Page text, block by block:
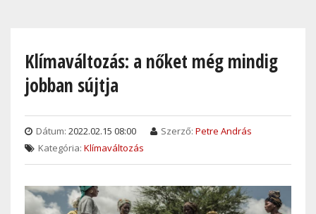
contentKlímaváltozás: a nőket még mindig
jobban sújtja
Dátum: 2022.02.15 08:00 Szerző: Petre András
Kategória: Klímaváltozás